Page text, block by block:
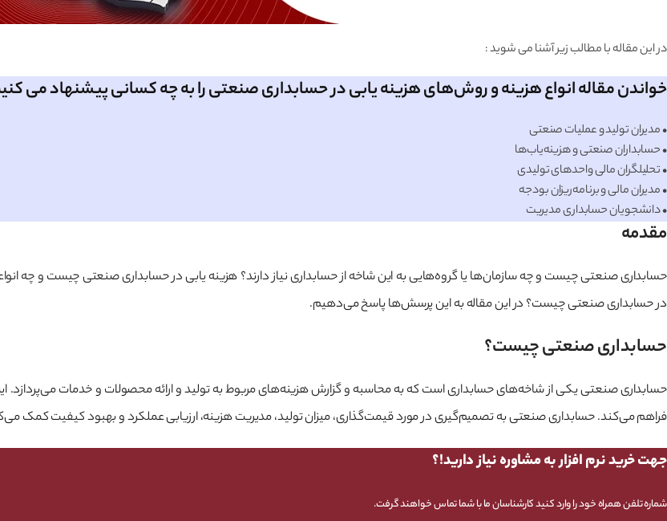
در این مقاله با مطالب زیر آشنا می شوید :
خواندن مقاله انواع هزینه و روش‌های هزینه یابی در حسابداری صنعتی را به چه کسانی پیشنهاد می
• مدیران تولید و عملیات صنعتی
• حسابداران صنعتی و هزینه‌یاب‌ها
• تحلیلگران مالی واحدهای تولیدی
• مدیران مالی و برنامه‌ریزان بودجه
• دانشجویان حسابداری مدیریت
مقدمه
حسابداری صنعتی چیست و چه سازمان‌ها یا گروه‌هایی به این شاخه از حسابداری نیاز دارند؟ هزینه یابی در حسابداری صنعتی چیست و چه
در حسابداری صنعتی چیست؟ در این مقاله به این پرسش‌ها پاسخ می‌دهیم.
حسابداری صنعتی چیست؟
حسابداری صنعتی یکی از شاخه‌های حسابداری است که به محاسبه و گزارش هزینه‌های مربوط به تولید و ارائه محصولات و خدمات می‌پردازد. این
فراهم می‌کند. حسابداری صنعتی به تصمیم‌گیری در مورد قیمت‌گذاری، میزان تولید، مدیریت هزینه، ارزیابی عملکرد و بهبود کیفیت کمک
جهت خرید نرم افزار به مشاوره نیاز دارید!؟
شماره تلفن همراه خود را وارد کنید کارشناسان ما با شما تماس خواهند گرفت.